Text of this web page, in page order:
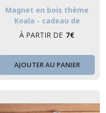
Magnet en bois thème
Koala - cadeau de
remerciement de baptême,
À PARTIR DE 7€
AJOUTER AU PANIER